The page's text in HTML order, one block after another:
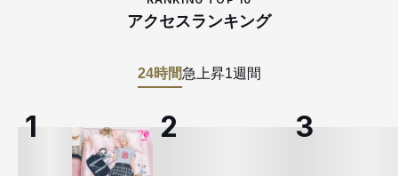
アクセスランキング
24時間急上昇1週間